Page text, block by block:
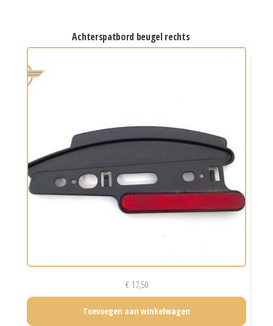
achterspatbord beugel rechts
€17,50
Toevoegen aan winkelwagen